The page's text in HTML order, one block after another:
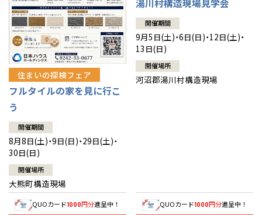
住まいの探検フェア
フルタイルの家を見に行こ
う
開催期間
8月8日(土)・9日(日)・29日(土)・
30日(日)
開催場所
大熊町構造現場
QUOカード1000円分進呈中！
湯川村構造現場見学会
開催期間
9月5日(土)・6日(日)・12日(土)・
13日(日)
開催場所
河沼郡湯川村構造現場
QUOカード1000円分進呈中！